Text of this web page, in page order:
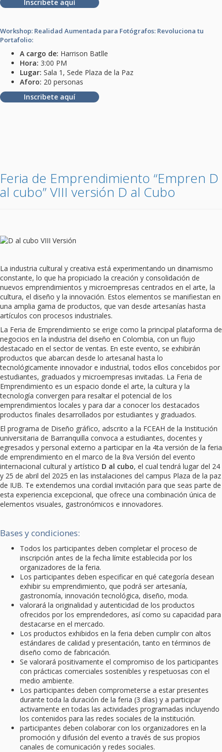
Inscribete aquí
Workshop: Realidad Aumentada para Fotógrafos: Revoluciona tu
Portafolio:
A cargo de: Harrison Batlle
Hora: 3:00 PM
Lugar: Sala 1, Sede Plaza de la Paz
Aforo: 20 personas
Inscribete aquí
Feria de Emprendimiento “Empren D
al cubo” VIII versión D al Cubo
La industria cultural y creativa está experimentando un dinamismo
constante, lo que ha propiciado la creación y consolidación de
nuevos emprendimientos y microempresas centrados en el arte, la
cultura, el diseño y la innovación. Estos elementos se manifiestan en
una amplia gama de productos, que van desde artesanías hasta
artículos con procesos industriales.
La Feria de Emprendimiento se erige como la principal plataforma de
negocios en la industria del diseño en Colombia, con un flujo
destacado en el sector de ventas. En este evento, se exhibirán
productos que abarcan desde lo artesanal hasta lo
tecnológicamente innovador e industrial, todos ellos concebidos por
estudiantes, graduados y microempresas invitadas. La Feria de
Emprendimiento es un espacio donde el arte, la cultura y la
tecnología convergen para resaltar el potencial de los
emprendimientos locales y para dar a conocer los destacados
productos finales desarrollados por estudiantes y graduados.
El programa de Diseño gráfico, adscrito a la FCEAH de la Institución
universitaria de Barranquilla convoca a estudiantes, docentes y
egresados y personal externo a participar en la 4ta versión de la feria
de emprendimiento en el marco de la 8va Versión del evento
internacional cultural y artístico D al cubo, el cual tendrá lugar del 24
y 25 de abril del 2025 en las instalaciones del campus Plaza de la paz
de IUB. Te extendemos una cordial invitación para que seas parte de
esta experiencia excepcional, que ofrece una combinación única de
elementos visuales, gastronómicos e innovadores.
Bases y condiciones:
Todos los participantes deben completar el proceso de
inscripción antes de la fecha límite establecida por los
organizadores de la feria.
Los participantes deben especificar en qué categoría desean
exhibir su emprendimiento, que podrá ser artesanía,
gastronomía, innovación tecnológica, diseño, moda.
valorará la originalidad y autenticidad de los productos
ofrecidos por los emprendedores, así como su capacidad para
destacarse en el mercado.
Los productos exhibidos en la feria deben cumplir con altos
estándares de calidad y presentación, tanto en términos de
diseño como de fabricación.
Se valorará positivamente el compromiso de los participantes
con prácticas comerciales sostenibles y respetuosas con el
medio ambiente.
Los participantes deben comprometerse a estar presentes
durante toda la duración de la feria (3 días) y a participar
activamente en todas las actividades programadas incluyendo
los contenidos para las redes sociales de la institución.
participantes deben colaborar con los organizadores en la
promoción y difusión del evento a través de sus propios
canales de comunicación y redes sociales.